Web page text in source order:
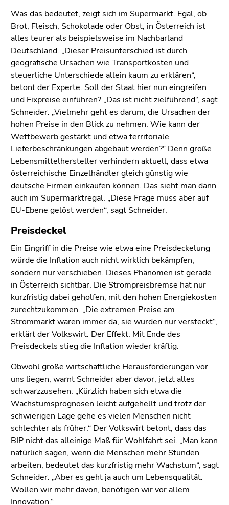
Was das bedeutet, zeigt sich im Supermarkt. Egal, ob
Brot, Fleisch, Schokolade oder Obst, in Österreich ist
alles teurer als beispielsweise im Nachbarland
Deutschland. „Dieser Preisunterschied ist durch
geografische Ursachen wie Transportkosten und
steuerliche Unterschiede allein kaum zu erklären“,
betont der Experte. Soll der Staat hier nun eingreifen
und Fixpreise einführen? „Das ist nicht zielführend“, sagt
Schneider. „Vielmehr geht es darum, die Ursachen der
hohen Preise in den Blick zu nehmen. Wie kann der
Wettbewerb gestärkt und etwa territoriale
Lieferbeschränkungen abgebaut werden?" Denn große
Lebensmittelhersteller verhindern aktuell, dass etwa
österreichische Einzelhändler gleich günstig wie
deutsche Firmen einkaufen können. Das sieht man dann
auch im Supermarktregal. „Diese Frage muss aber auf
EU-Ebene gelöst werden“, sagt Schneider.
Preisdeckel
Ein Eingriff in die Preise wie etwa eine Preisdeckelung
würde die Inflation auch nicht wirklich bekämpfen,
sondern nur verschieben. Dieses Phänomen ist gerade
in Österreich sichtbar. Die Strompreisbremse hat nur
kurzfristig dabei geholfen, mit den hohen Energiekosten
zurechtzukommen. „Die extremen Preise am
Strommarkt waren immer da, sie wurden nur versteckt“,
erklärt der Volkswirt. Der Effekt: Mit Ende des
Preisdeckels stieg die Inflation wieder kräftig.
Obwohl große wirtschaftliche Herausforderungen vor
uns liegen, warnt Schneider aber davor, jetzt alles
schwarzzusehen: „Kürzlich haben sich etwa die
Wachstumsprognosen leicht aufgehellt und trotz der
schwierigen Lage gehe es vielen Menschen nicht
schlechter als früher.“ Der Volkswirt betont, dass das
BIP nicht das alleinige Maß für Wohlfahrt sei. „Man kann
natürlich sagen, wenn die Menschen mehr Stunden
arbeiten, bedeutet das kurzfristig mehr Wachstum“, sagt
Schneider. „Aber es geht ja auch um Lebensqualität.
Wollen wir mehr davon, benötigen wir vor allem
Innovation.“